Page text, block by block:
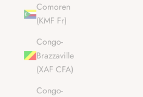
Comoren
(KMF Fr)
Congo-
Brazzaville
(XAF CFA)
Congo-